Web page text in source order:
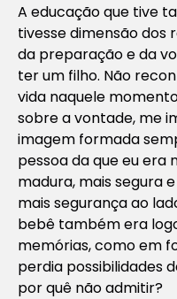
A educação que tive
tivesse dimensão dos
da preparação e da
ter um filho. Não
vida naquele
sobre a vontade, me
imagem formada
pessoa da que eu era
madura, mais segura
mais segurança ao
bebê também era
memórias, como em
perdia possibilidades
por quê não admitir?